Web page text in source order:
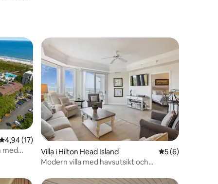
av 5 i genomsnittligt betyg, 17 omdömen
4,94 (17)
med
Villa i Hilton Head Island 5 av 5 i
5 (6)
Modern villa med havsutsikt och